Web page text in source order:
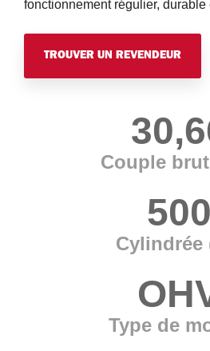
fonctionnement régulier, durable
TROUVER UN REVENDEUR
Couple
Cylindrée
500
Type de